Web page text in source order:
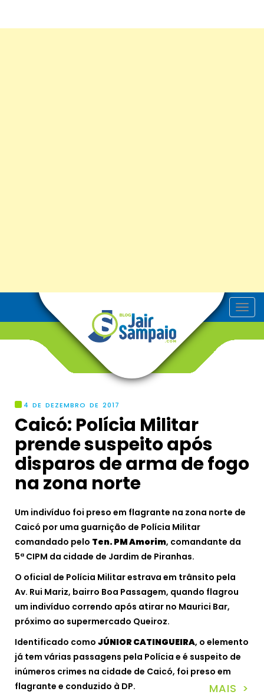
T
o
4 DE DEZEMBRO DE 2017
Caicó: Polícia Militar
prende suspeito após
disparos de arma de fogo
na zona norte
Um indivíduo foi preso em flagrante na zona norte de
Caicó por uma guarnição de Polícia Militar
comandado pelo Ten. PM Amorim, comandante da
5ª CIPM da cidade de Jardim de Piranhas.
O oficial de Polícia Militar estrava em trânsito pela
Av. Rui Mariz, bairro Boa Passagem, quando flagrou
um indivíduo correndo após atirar no Maurici Bar,
próximo ao supermercado Queiroz.
Identificado como JÚNIOR CATINGUEIRA, o elemento
já tem várias passagens pela Polícia e é suspeito de
inúmeros crimes na cidade de Caicó, foi preso em
flagrante e conduzido à DP.
MAIS >